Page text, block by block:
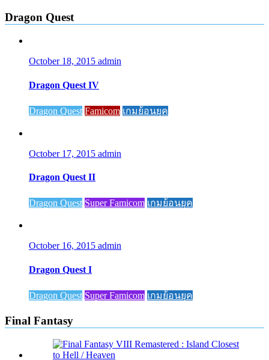
Dragon Quest
October 18, 2015 admin
Dragon Quest IV
Dragon Quest Famicom เกมย้อนยุค
October 17, 2015 admin
Dragon Quest II
Dragon Quest Super Famicom เกมย้อนยุค
October 16, 2015 admin
Dragon Quest I
Dragon Quest Super Famicom เกมย้อนยุค
Final Fantasy